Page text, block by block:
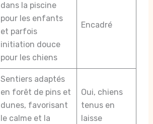
dans la piscine
pour les enfants
et parfois
initiation douce
pour les chiens
Encadré
Sentiers adaptés
en forêt de pins et
dunes, favorisant
le calme et la
Oui, chiens
tenus en
laisse